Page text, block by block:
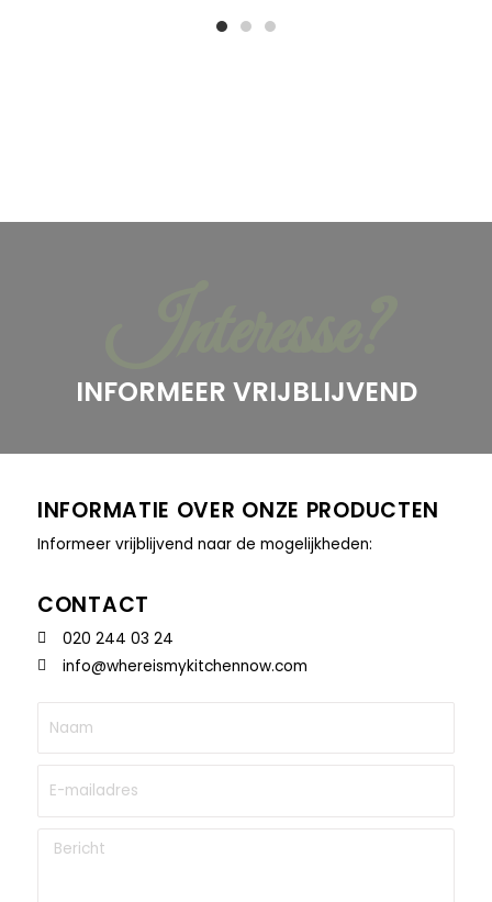
INFORMEER VRIJBLIJVEND
INFORMATIE OVER ONZE PRODUCTEN
Informeer vrijblijvend naar de mogelijkheden:
CONTACT
020 244 03 24
info@whereismykitchennow.com